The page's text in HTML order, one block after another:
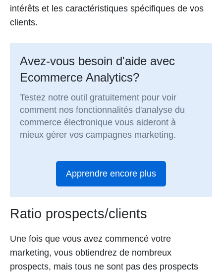
intérêts et les caractéristiques spécifiques de vos
clients.
Avez-vous besoin d'aide avec
Ecommerce Analytics?
Testez notre outil gratuitement pour voir
comment nos fonctionnalités d'analyse du
commerce électronique vous aideront à
mieux gérer vos campagnes marketing.
Apprendre encore plus
Ratio prospects/clients
Une fois que vous avez commencé votre
marketing, vous obtiendrez de nombreux
prospects, mais tous ne sont pas des prospects